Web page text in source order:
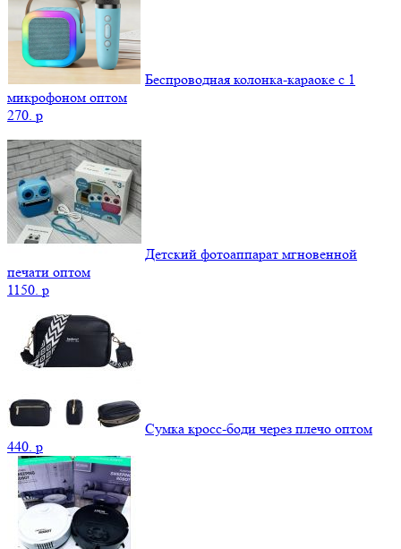
Беспроводная колонка-караоке с 1
микрофоном оптом
270. p
Детский фотоаппарат мгновенной
печати оптом
1150. p
Сумка кросс-боди через плечо оптом
440. p